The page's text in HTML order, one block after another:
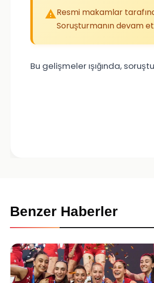
Resmi makamlar
Soruşturmanın devam
Bu gelişmeler ışığında,
Benzer Haberler